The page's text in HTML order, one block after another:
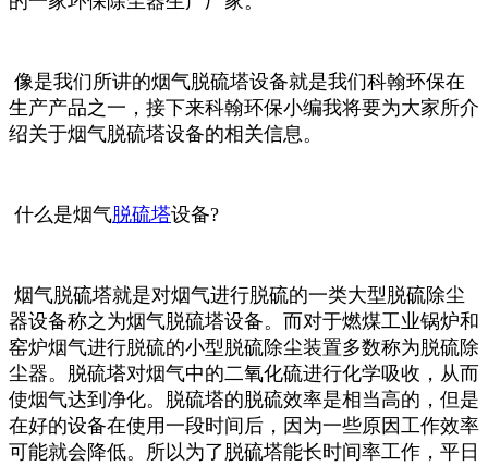
像是我们所讲的烟气脱硫塔设备就是我们科翰环保在
生产产品之一，接下来科翰环保小编我将要为大家所介
绍关于烟气脱硫塔设备的相关信息。
什么是烟气脱硫塔设备?
烟气脱硫塔就是对烟气进行脱硫的一类大型脱硫除尘
器设备称之为烟气脱硫塔设备。而对于燃煤工业锅炉和
窑炉烟气进行脱硫的小型脱硫除尘装置多数称为脱硫除
尘器。脱硫塔对烟气中的二氧化硫进行化学吸收，从而
使烟气达到净化。脱硫塔的脱硫效率是相当高的，但是
在好的设备在使用一段时间后，因为一些原因工作效率
可能就会降低。所以为了脱硫塔能长时间率工作，平日